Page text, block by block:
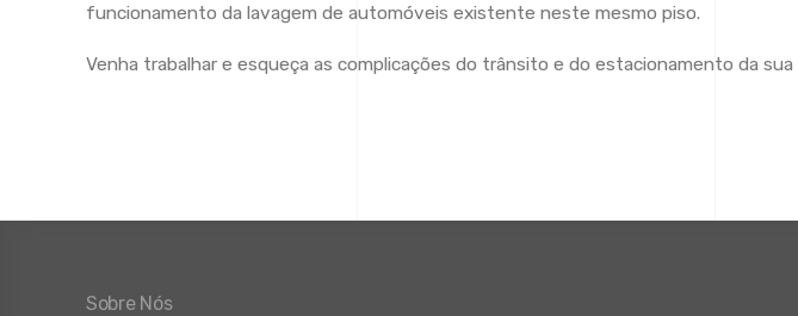
funcionamento da lavagem de automóveis existente neste mesmo piso.
Venha trabalhar e esqueça as complicações do trânsito e do estacionamento da sua
Sobre Nós